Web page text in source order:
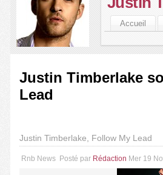
Accueil
Justin Timberlake
Lead
Justin Timberlake, Follow My Lead
Rnb News Posté par Rédaction Mer 19